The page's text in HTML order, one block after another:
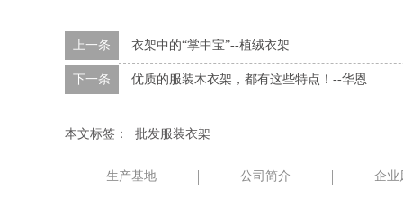
上一条 衣架中的“掌中宝”--植绒衣架
下一条 优质的服装木衣架，都有这些特点！--华恩
本文标签： 批发服装衣架
生产基地 公司简介 企业